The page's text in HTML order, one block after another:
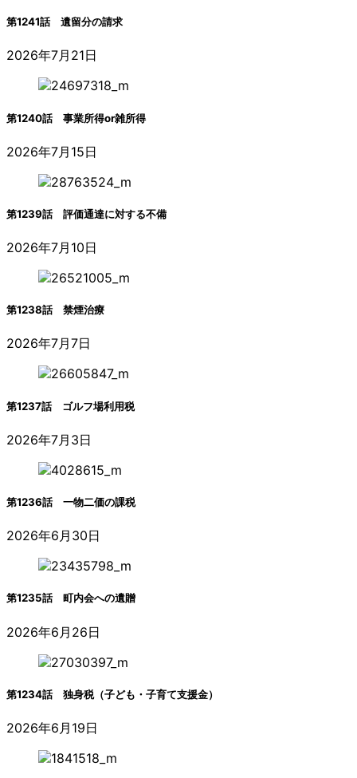
第1241話 遺留分の請求
2026年7月21日
第1240話 事業所得or雑所得
2026年7月15日
第1239話 評価通達に対する不備
2026年7月10日
第1238話 禁煙治療
2026年7月7日
第1237話 ゴルフ場利用税
2026年7月3日
第1236話 一物二価の課税
2026年6月30日
第1235話 町内会への遺贈
2026年6月26日
第1234話 独身税（子ども・子育て支援金）
2026年6月19日